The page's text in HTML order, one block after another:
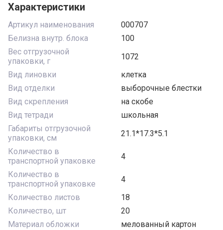
Характеристики
Артикул наименования
000707
Белизна внутр. блока
100
Вес отгрузочной
упаковки, г
1072
Вид линовки
клетка
Вид отделки
выборочные блестки
Вид скрепления
на скобе
Вид тетради
школьная
Габариты отгрузочной
упаковки, см
21.1*17.3*5.1
Количество в
транспортной упаковке
4
Количество в
транспортной упаковке
4
Количество листов
18
Количество, шт
20
Материал обложки
мелованный картон